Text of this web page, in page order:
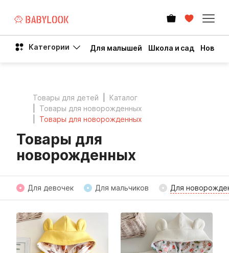
Категории Для малышей Школа и сад Новый
Товары для детей
Каталог
Товары для новорожденных
Товары для новорожденных
Товары для
новорожденных
Для девочек Для мальчиков Для